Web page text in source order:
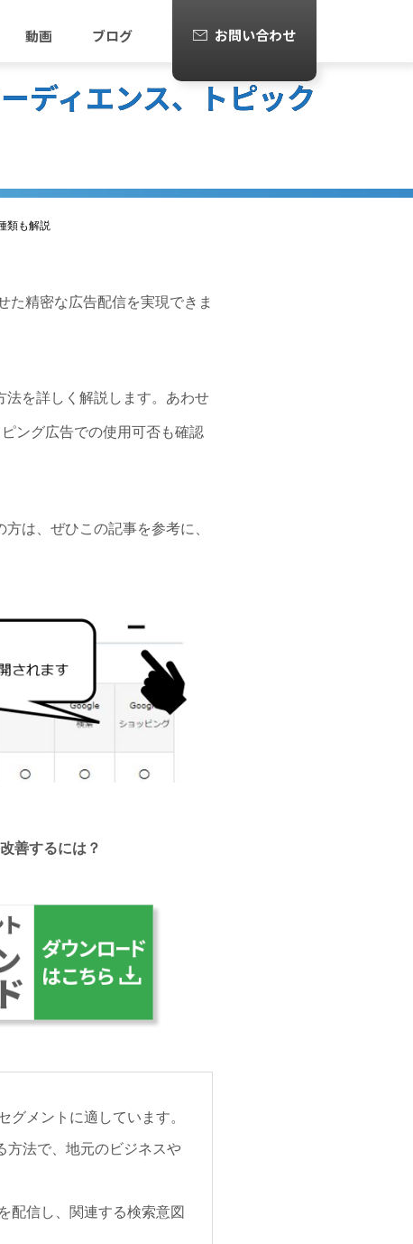
動画 ブログ お問い合わせ
ディエンス、トピック
類も解説
た精密な広告配信を実現できま
法を詳しく解説します。あわせ
ング広告での使用可否も確認
は、ぜひこの記事を参考に、
善するには？
メントに適しています。
方法で、地元のビジネスや
配信し、関連する検索意図